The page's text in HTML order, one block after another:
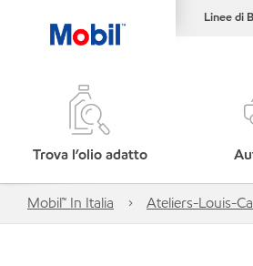
Linee di
Trova l’olio adatto
Mobil™ In Italia Ateliers-Louis-